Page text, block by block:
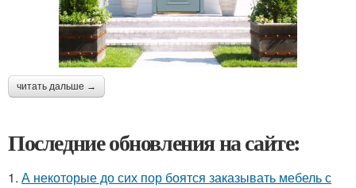
читать дальше →
Последние обновления на сайте:
1. А некоторые до сих пор боятся заказывать мебель с